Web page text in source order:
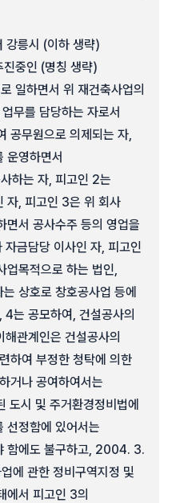
릉시 (이하 생략)
중인 (명칭 생략)
일하면서 위 재건축사업의
무를 담당하는 자로서
공무원으로 의제되는 자,
운영하면서
하는 자, 피고인 2는
자, 피고인 3은 위 회사
면서 공사수주 등의 영업을
금담당 이사인 자, 피고인
업목적으로 하는 법인,
상호로 창호공사업 등에
는 공모하여, 건설공사의
관계인은 건설공사의
하여 부정한 청탁에 의한
거나 공여하여서는
시 및 주거환경정비법에
선정함에 있어서는
함에도 불구하고, 2004. 3.
에 관한 정비구역지정 및
에서 피고인 3의